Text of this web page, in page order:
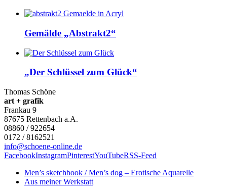
Gemälde „Abstrakt2“
„Der Schlüssel zum Glück“
Thomas Schöne
art + grafik
Frankau 9
87675 Rettenbach a.A.
08860 / 922654
0172 / 8162521
info@schoene-online.de
FacebookInstagramPinterestYouTubeRSS-Feed
Men’s sketchbook / Men’s dog – Erotische Aquarelle
Aus meiner Werkstatt